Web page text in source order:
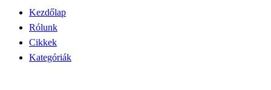
Kezdőlap
Rólunk
Cikkek
Kategóriák